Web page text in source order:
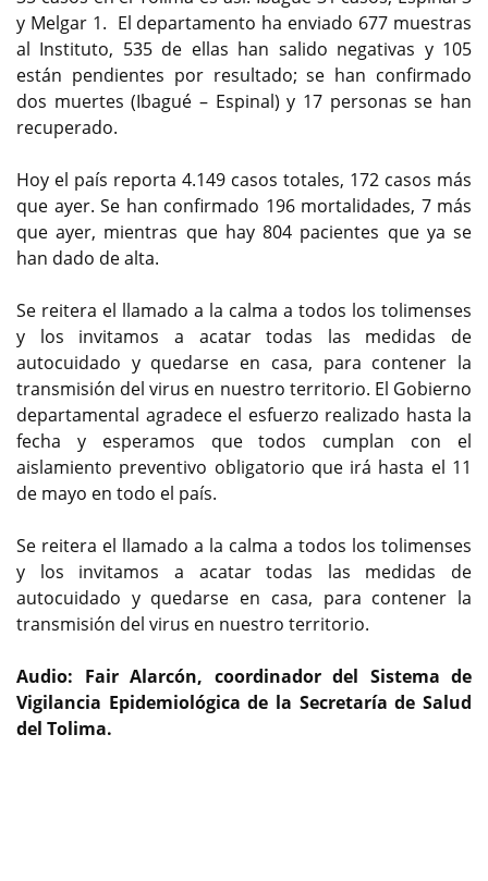
y Melgar 1. El departamento ha enviado 677 muestras
al Instituto, 535 de ellas han salido negativas y 105
están pendientes por resultado; se han confirmado
dos muertes (Ibagué – Espinal) y 17 personas se han
recuperado.
Hoy el país reporta 4.149 casos totales, 172 casos más
que ayer. Se han confirmado 196 mortalidades, 7 más
que ayer, mientras que hay 804 pacientes que ya se
han dado de alta.
Se reitera el llamado a la calma a todos los tolimenses
y los invitamos a acatar todas las medidas de
autocuidado y quedarse en casa, para contener la
transmisión del virus en nuestro territorio. El Gobierno
departamental agradece el esfuerzo realizado hasta la
fecha y esperamos que todos cumplan con el
aislamiento preventivo obligatorio que irá hasta el 11
de mayo en todo el país.
Se reitera el llamado a la calma a todos los tolimenses
y los invitamos a acatar todas las medidas de
autocuidado y quedarse en casa, para contener la
transmisión del virus en nuestro territorio.
Audio: Fair Alarcón, coordinador del Sistema de
Vigilancia Epidemiológica de la Secretaría de Salud
del Tolima.